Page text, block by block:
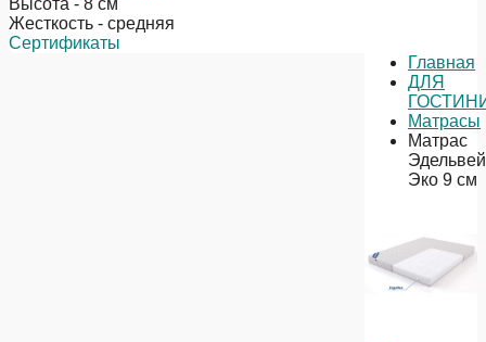
Высота - 8 см
Жесткость - средняя
Сертификаты
Главная
ДЛЯ
Матрасы
Матрас
Эко 9 см